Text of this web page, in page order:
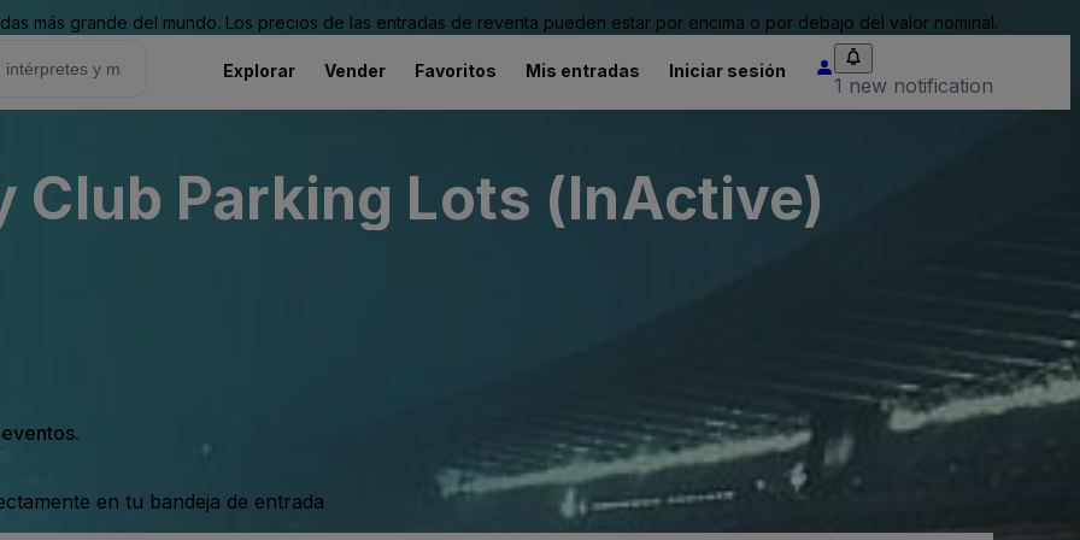
más grande del mundo. Los precios de las entradas de reventa pueden estar por encima o por debajo del valor nominal.
Explorar Vender Favoritos Mis entradas Iniciar sesión
1 new notification
Club Parking Lots (InActive)
en tu bandeja de entrada